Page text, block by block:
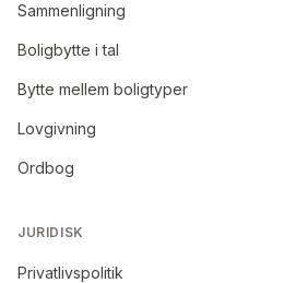
Sammenligning
Boligbytte i tal
Bytte mellem boligtyper
Lovgivning
Ordbog
JURIDISK
Privatlivspolitik